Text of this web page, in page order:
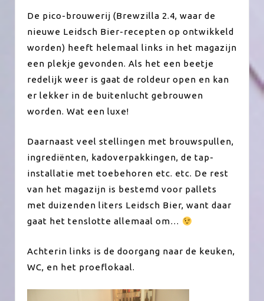
De pico-brouwerij (Brewzilla 2.4, waar de
nieuwe Leidsch Bier-recepten op ontwikkeld
worden) heeft helemaal links in het magazijn
een plekje gevonden. Als het een beetje
redelijk weer is gaat de roldeur open en kan
er lekker in de buitenlucht gebrouwen
worden. Wat een luxe!
Daarnaast veel stellingen met brouwspullen,
ingrediënten, kadoverpakkingen, de tap-
installatie met toebehoren etc. etc. De rest
van het magazijn is bestemd voor pallets
met duizenden liters Leidsch Bier, want daar
gaat het tenslotte allemaal om…
Achterin links is de doorgang naar de keuken,
WC, en het proeflokaal.